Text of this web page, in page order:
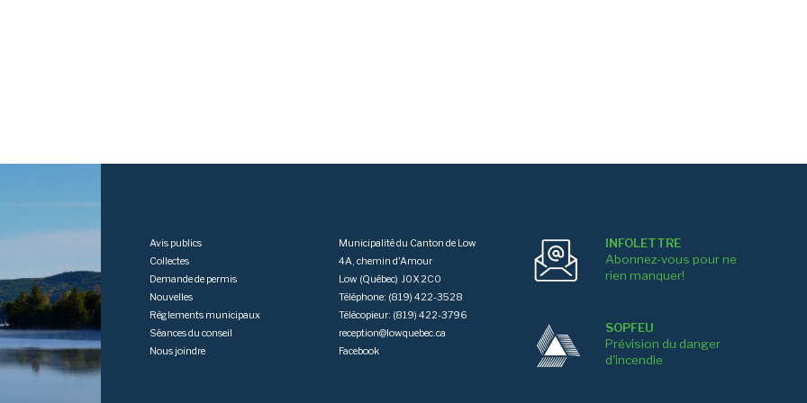
Avis publics
Collectes
Demande de permis
Nouvelles
Règlements municipaux
Séances du conseil
Nous joindre
Municipalité du Canton de Low
4A, chemin d'Amour
Low (Québec)J0X 2C0
Téléphone: (819) 422-3528
Télécopieur: (819) 422-3796
reception@lowquebec.ca
Facebook
INFOLETTRE
Abonnez-vous pour ne
rien manquer!
SOPFEU
Prévision du danger
d'incendie